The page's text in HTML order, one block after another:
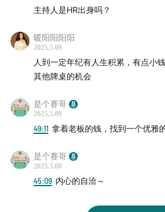
（感谢CPA中文播客社区提供优质的
主持人是HR出身吗？
暖阳阳阳阳
2025.5.09
人到一定年纪有人生积累，有点小
其他牌桌的机会
是个赛哥
2025.5.09
49:11 拿着老板的钱，找到一个优雅
是个赛哥
2025.5.08
45:09 内心的自洽～